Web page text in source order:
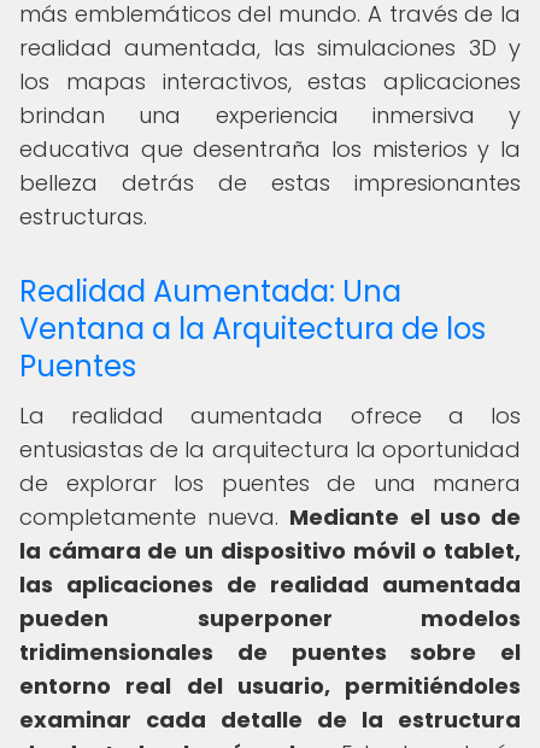
más emblemáticos del mundo. A través de la
realidad aumentada, las simulaciones 3D y
los mapas interactivos, estas aplicaciones
brindan una experiencia inmersiva y
educativa que desentraña los misterios y la
belleza detrás de estas impresionantes
estructuras.
Realidad Aumentada: Una
Ventana a la Arquitectura de los
Puentes
La realidad aumentada ofrece a los
entusiastas de la arquitectura la oportunidad
de explorar los puentes de una manera
completamente nueva. Mediante el uso de
la cámara de un dispositivo móvil o tablet,
las aplicaciones de realidad aumentada
pueden superponer modelos
tridimensionales de puentes sobre el
entorno real del usuario, permitiéndoles
examinar cada detalle de la estructura